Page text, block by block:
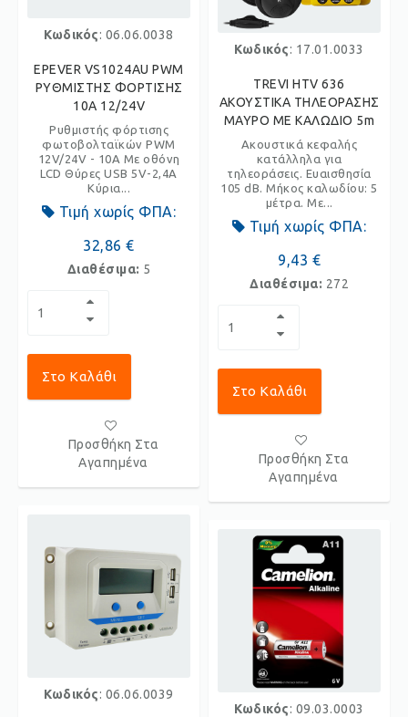
Κωδικός: 06.06.0038
EPEVER VS1024AU PWM
ΡΥΘΜΙΣΤΗΣ ΦΟΡΤΙΣΗΣ
10Α 12/24V
Ρυθμιστής φόρτισης
φωτοβολταϊκών PWM
12V/24V - 10A Με οθόνη
LCD Θύρες USB 5V-2,4A
Κύρια...
Τιμή χωρίς ΦΠΑ:
32,86 €
Διαθέσιμα: 5
Στο Καλάθι
Προσθήκη Στα
Αγαπημένα
Κωδικός: 06.06.0039
Κωδικός: 17.01.0033
TREVI HTV 636
ΑΚΟΥΣΤΙΚΑ ΤΗΛΕΟΡΑΣΗΣ
ΜΑΥΡΟ ΜΕ ΚΑΛΩΔΙΟ 5m
Ακουστικά κεφαλής
κατάλληλα για
τηλεοράσεις. Ευαισθησία
105 dB. Μήκος καλωδίου: 5
μέτρα. Με...
Τιμή χωρίς ΦΠΑ:
9,43 €
Διαθέσιμα: 272
Στο Καλάθι
Προσθήκη Στα
Αγαπημένα
Κωδικός: 09.03.0003